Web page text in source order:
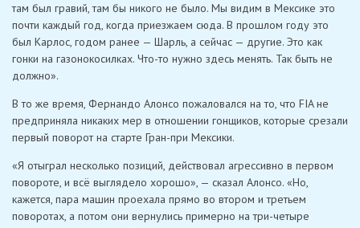
там был гравий, там бы никого не было. Мы видим в Мексике это
почти каждый год, когда приезжаем сюда. В прошлом году это
был Карлос, годом ранее — Шарль, а сейчас — другие. Это как
гонки на газонокосилках. Что-то нужно здесь менять. Так быть не
должно».
В то же время, Фернандо Алонсо пожаловался на то, что FIA не
предприняла никаких мер в отношении гонщиков, которые срезали
первый поворот на старте Гран-при Мексики.
«Я отыграл несколько позиций, действовал агрессивно в первом
повороте, и всё выглядело хорошо», — сказал Алонсо. «Но,
кажется, пара машин проехала прямо во втором и третьем
поворотах, а потом они вернулись примерно на три-четыре